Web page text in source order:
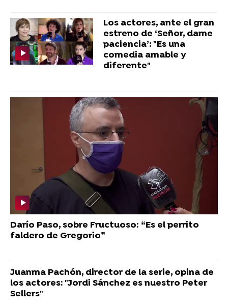
Los actores, ante el gran
estreno de ‘Señor, dame
paciencia’: "Es una
comedia amable y
diferente"
Darío Paso, sobre Fructuoso: “Es el perrito
faldero de Gregorio”
Juanma Pachón, director de la serie, opina de
los actores: "Jordi Sánchez es nuestro Peter
Sellers"